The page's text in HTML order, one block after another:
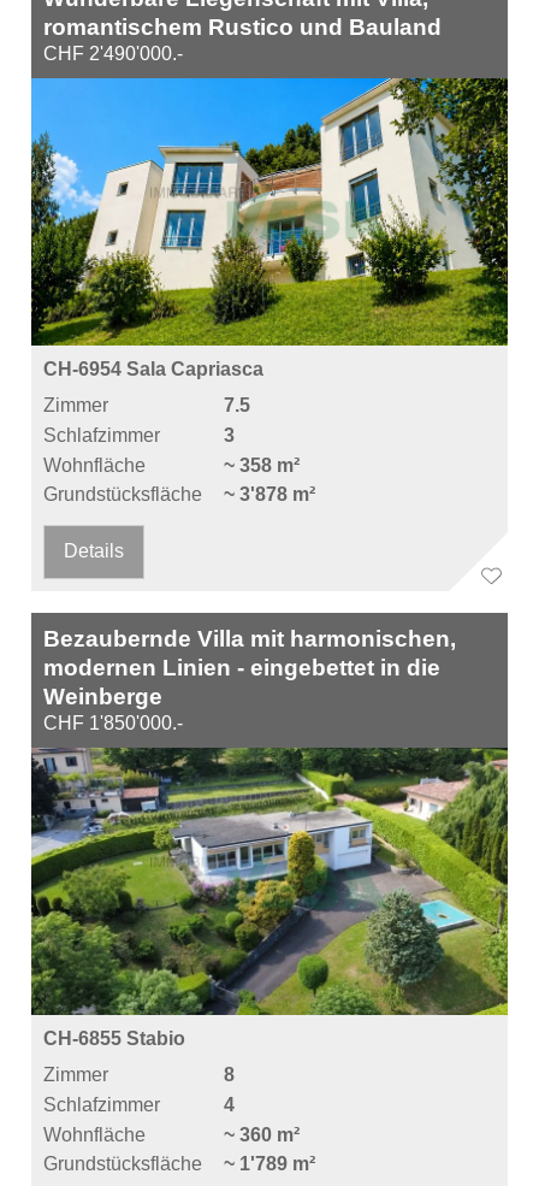
romantischem Rustico und Bauland
CHF 2'490'000.-
CH-6954 Sala Capriasca
Zimmer
7.5
Schlafzimmer
3
Wohnfläche
~ 358 m²
Grundstücksfläche
~ 3'878 m²
Details
Bezaubernde Villa mit harmonischen,
modernen Linien - eingebettet in die
Weinberge
CHF 1'850'000.-
CH-6855 Stabio
Zimmer
8
Schlafzimmer
4
Wohnfläche
~ 360 m²
Grundstücksfläche
~ 1'789 m²